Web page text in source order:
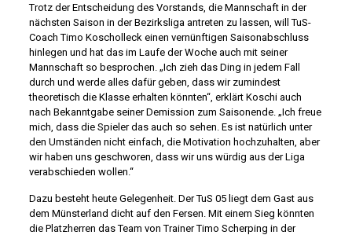
Trotz der Entscheidung des Vorstands, die Mannschaft in der
nächsten Saison in der Bezirksliga antreten zu lassen, will TuS-
Coach Timo Koscholleck einen vernünftigen Saisonabschluss
hinlegen und hat das im Laufe der Woche auch mit seiner
Mannschaft so besprochen. „Ich zieh das Ding in jedem Fall
durch und werde alles dafür geben, dass wir zumindest
theoretisch die Klasse erhalten könnten“, erklärt Koschi auch
nach Bekanntgabe seiner Demission zum Saisonende. „Ich freue
mich, dass die Spieler das auch so sehen. Es ist natürlich unter
den Umständen nicht einfach, die Motivation hochzuhalten, aber
wir haben uns geschworen, dass wir uns würdig aus der Liga
verabschieden wollen.“
Dazu besteht heute Gelegenheit. Der TuS 05 liegt dem Gast aus
dem Münsterland dicht auf den Fersen. Mit einem Sieg könnten
die Platzherren das Team von Trainer Timo Scherping in der